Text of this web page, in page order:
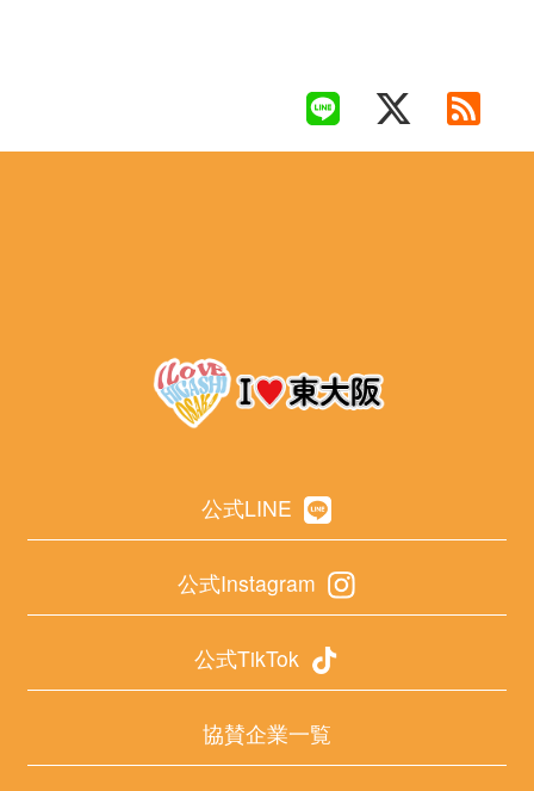
公式LINE
公式Instagram
公式TikTok
協賛企業一覧